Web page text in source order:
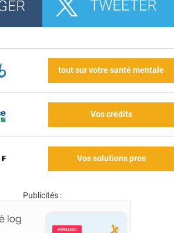
tout sur votre santé mentale
Vos crédits
Vos solutions pros
Publicités :